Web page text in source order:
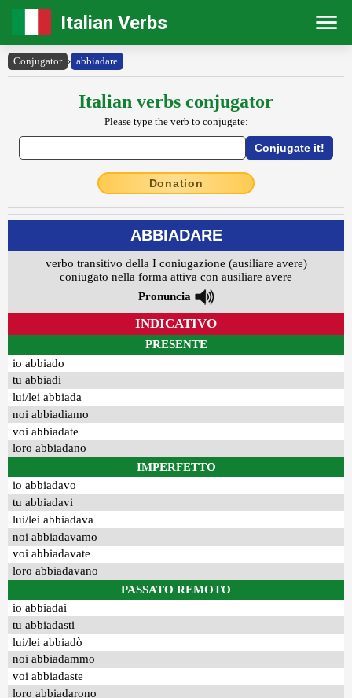
Italian Verbs
Conjugator › abbiadare
Italian verbs conjugator
Please type the verb to conjugate:
Donation
ABBIADARE
verbo transitivo della I coniugazione (ausiliare avere)
coniugato nella forma attiva con ausiliare avere
Pronuncia
INDICATIVO
PRESENTE
io abbiado
tu abbiadi
lui/lei abbiada
noi abbiadiamo
voi abbiadate
loro abbiadano
IMPERFETTO
io abbiadavo
tu abbiadavi
lui/lei abbiadava
noi abbiadavamo
voi abbiadavate
loro abbiadavano
PASSATO REMOTO
io abbiadai
tu abbiadasti
lui/lei abbiadò
noi abbiadammo
voi abbiadaste
loro abbiadarono